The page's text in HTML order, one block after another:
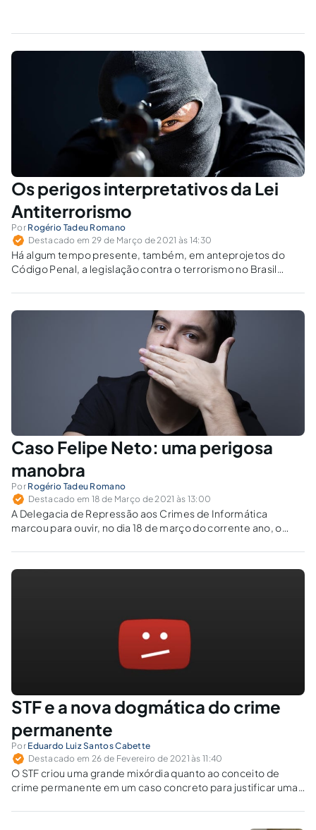
Os perigos interpretativos da Lei
Antiterrorismo
Por Rogério Tadeu Romano
Destacado em 29 de Março de 2021 às 14:30
Há algum tempo presente, também, em anteprojetos do
Código Penal, a legislação contra o terrorismo no Brasil
interpretação.
Caso Felipe Neto: uma perigosa
manobra
Por Rogério Tadeu Romano
Destacado em 18 de Março de 2021 às 13:00
A Delegacia de Repressão aos Crimes de Informática
marcou para ouvir, no dia 18 de março do corrente ano, o
previsto na Lei de Segurança Nacional. Saiba os detalhes do
caso.
STF e a nova dogmática do crime
permanente
Por Eduardo Luiz Santos Cabette
Destacado em 26 de Fevereiro de 2021 às 11:40
O STF criou uma grande mixórdia quanto ao conceito de
crime permanente em um caso concreto para justificar uma
flagrancial.